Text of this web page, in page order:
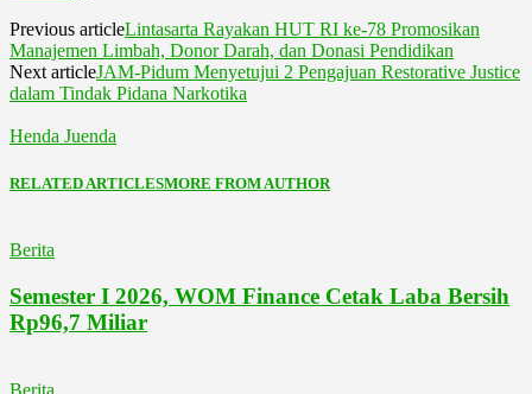
Previous articleLintasarta Rayakan HUT RI ke-78 Promosikan
Manajemen Limbah, Donor Darah, dan Donasi Pendidikan
Next articleJAM-Pidum Menyetujui 2 Pengajuan Restorative Justice
dalam Tindak Pidana Narkotika
Henda Juenda
RELATED ARTICLESMORE FROM AUTHOR
Berita
Semester I 2026, WOM Finance Cetak Laba Bersih
Rp96,7 Miliar
Berita